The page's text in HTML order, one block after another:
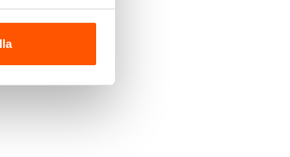
I webblager: 100+ st